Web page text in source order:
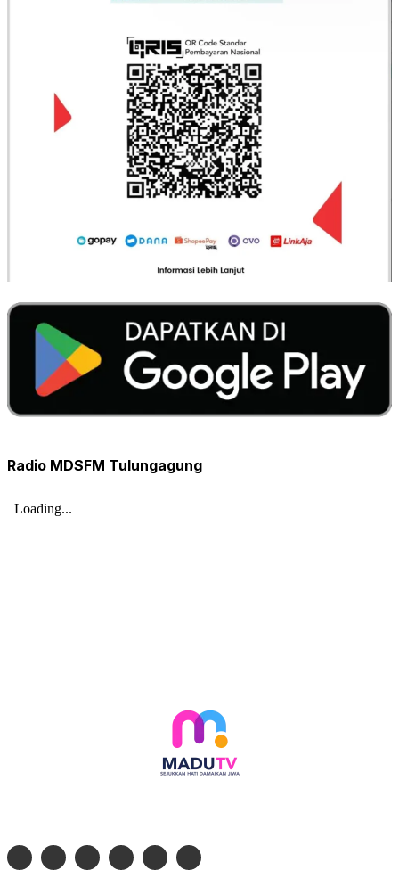
Radio MDSFM Tulungagung